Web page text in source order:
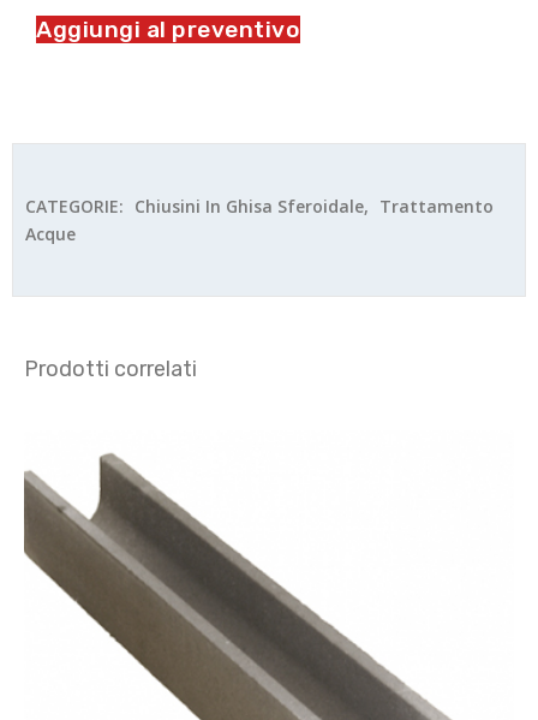
Aggiungi al preventivo
CATEGORIE: Chiusini In Ghisa Sferoidale, Trattamento
Acque
Prodotti correlati